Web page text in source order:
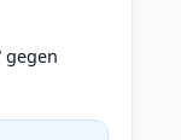
gegen